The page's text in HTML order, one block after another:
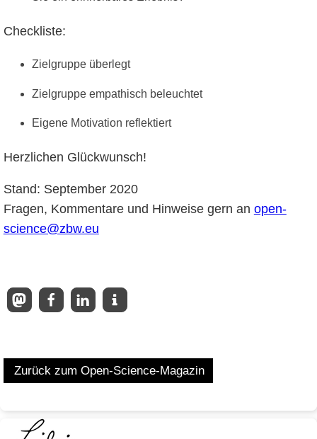
Checkliste:
Zielgruppe überlegt
Zielgruppe empathisch beleuchtet
Eigene Motivation reflektiert
Herzlichen Glückwunsch!
Stand: September 2020
Fragen, Kommentare und Hinweise gern an open-
science@zbw.eu
Zurück zum Open-Science-Magazin